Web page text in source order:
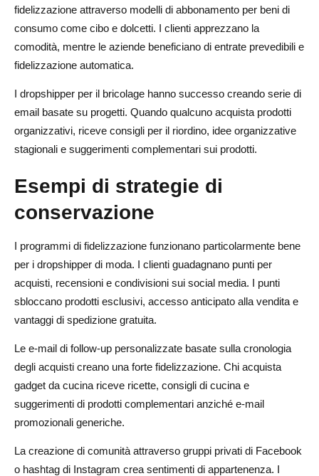
fidelizzazione attraverso modelli di abbonamento per beni di
consumo come cibo e dolcetti. I clienti apprezzano la
comodità, mentre le aziende beneficiano di entrate prevedibili e
fidelizzazione automatica.
I dropshipper per il bricolage hanno successo creando serie di
email basate su progetti. Quando qualcuno acquista prodotti
organizzativi, riceve consigli per il riordino, idee organizzative
stagionali e suggerimenti complementari sui prodotti.
Esempi di strategie di
conservazione
I programmi di fidelizzazione funzionano particolarmente bene
per i dropshipper di moda. I clienti guadagnano punti per
acquisti, recensioni e condivisioni sui social media. I punti
sbloccano prodotti esclusivi, accesso anticipato alla vendita e
vantaggi di spedizione gratuita.
Le e-mail di follow-up personalizzate basate sulla cronologia
degli acquisti creano una forte fidelizzazione. Chi acquista
gadget da cucina riceve ricette, consigli di cucina e
suggerimenti di prodotti complementari anziché e-mail
promozionali generiche.
La creazione di comunità attraverso gruppi privati di Facebook
o hashtag di Instagram crea sentimenti di appartenenza. I